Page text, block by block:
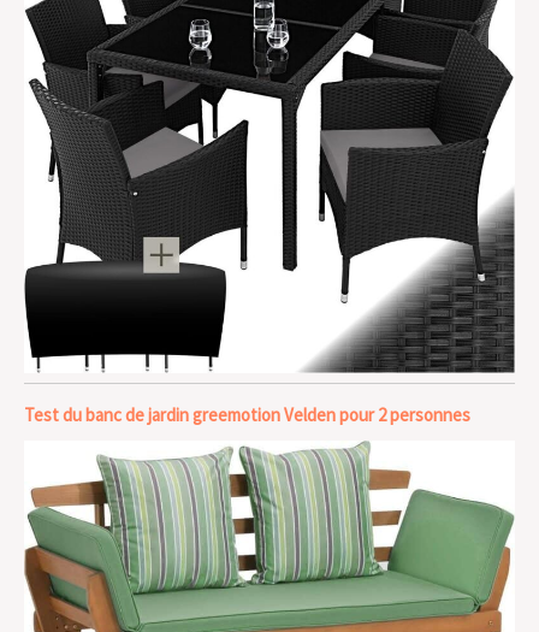
Test du banc de jardin greemotion Velden pour 2 personnes